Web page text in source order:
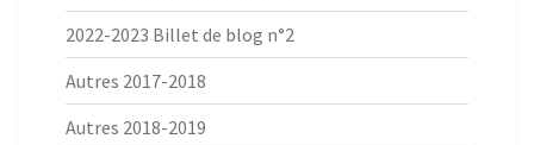
2022-2023 Billet de blog n°2
Autres 2017-2018
Autres 2018-2019